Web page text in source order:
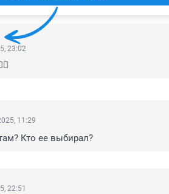
23:02
11:29
Кто ее выбирал?
22:51